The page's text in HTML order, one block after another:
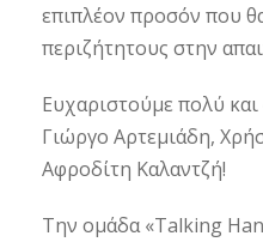
επιπλέον προσόν που
περιζήτητους στην
Ευχαριστούμε πολύ
Γιώργο Αρτεμιάδη,
Αφροδίτη Καλαντζή!
Την ομάδα «Talking